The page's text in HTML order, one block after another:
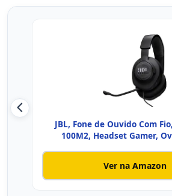
JBL, Fone de Ouvido Com
100M2, Headset Gamer,
Ver na Amazon